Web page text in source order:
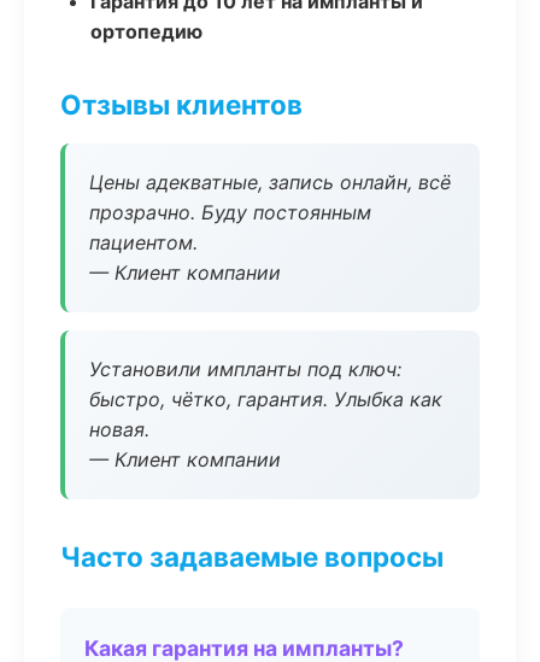
ортопедию
Отзывы клиентов
Цены адекватные, запись онлайн, всё
прозрачно. Буду постоянным
пациентом.
— Клиент компании
Установили импланты под ключ:
быстро, чётко, гарантия. Улыбка как
новая.
— Клиент компании
Часто задаваемые вопросы
Какая гарантия на импланты?